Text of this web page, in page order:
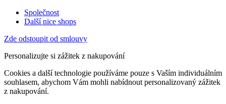
Společnost
Další nice shops
Zde odstoupit od smlouvy
Personalizujte si zážitek z nakupování
Cookies a další technologie používáme pouze s Vaším individuálním
souhlasem, abychom Vám mohli nabídnout personalizovaný zážitek
z nakupování.